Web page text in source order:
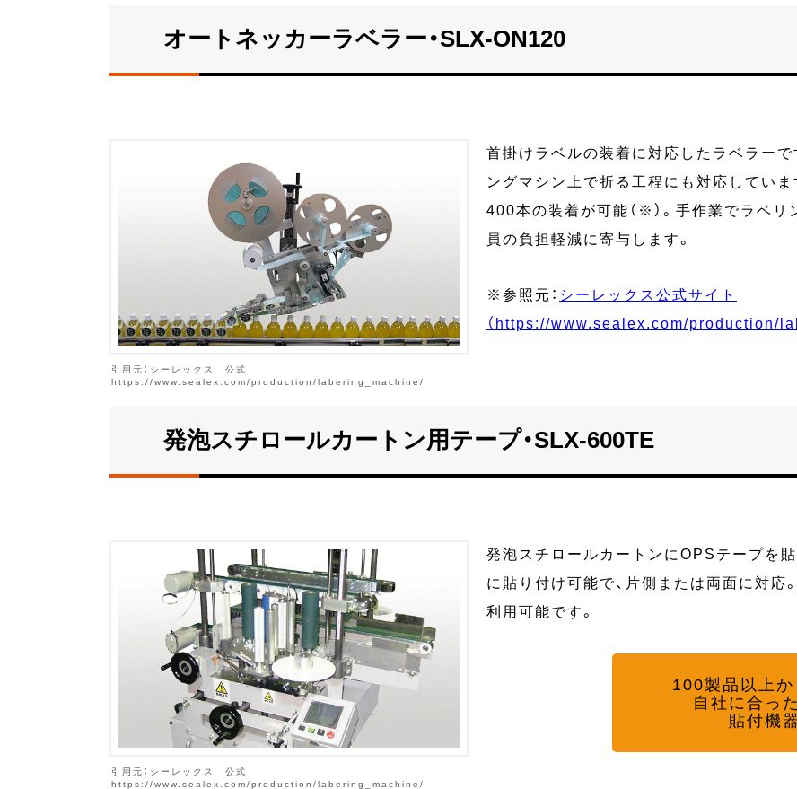
オートネッカーラベラー・SLX-ON120
引用元：シーレックス 公式
https://www.sealex.com/production/labering_machine/
首掛けラベルの装着に対応したラベラーで
ングマシン上で折る工程にも対応してい
400本の装着が可能（※）。手作業でラベ
員の負担軽減に寄与します。
※参照元： シーレックス公式サイト
（https://www.sealex.com/production/
発泡スチロールカートン用テープ・SLX-600TE
引用元：シーレックス 公式
https://www.sealex.com/production/labering_machine/
発泡スチロールカートンにOPSテープを
に貼り付け可能で、片側または両面に対応
利用可能です。
100製品以上か
自社に合っ
貼付機